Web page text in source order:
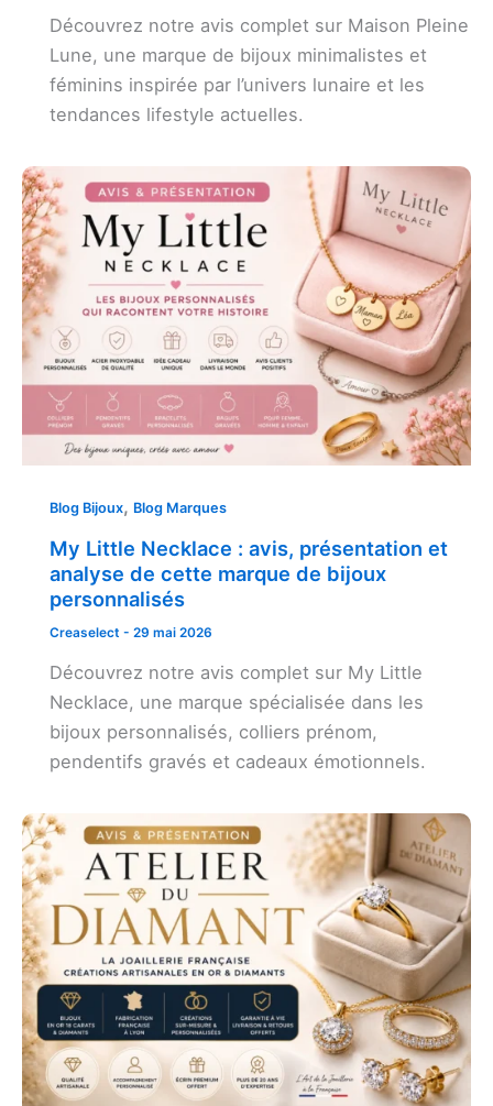
Découvrez notre avis complet sur Maison Pleine
Lune, une marque de bijoux minimalistes et
féminins inspirée par l’univers lunaire et les
tendances lifestyle actuelles.
Blog Bijoux, Blog Marques
My Little Necklace : avis, présentation et
analyse de cette marque de bijoux
personnalisés
Creaselect - 29 mai 2026
Découvrez notre avis complet sur My Little
Necklace, une marque spécialisée dans les
bijoux personnalisés, colliers prénom,
pendentifs gravés et cadeaux émotionnels.